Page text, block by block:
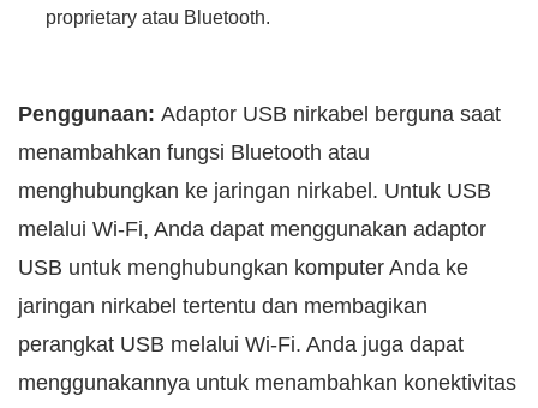
proprietary atau Bluetooth.
Penggunaan: Adaptor USB nirkabel berguna saat
menambahkan fungsi Bluetooth atau
menghubungkan ke jaringan nirkabel. Untuk USB
melalui Wi-Fi, Anda dapat menggunakan adaptor
USB untuk menghubungkan komputer Anda ke
jaringan nirkabel tertentu dan membagikan
perangkat USB melalui Wi-Fi. Anda juga dapat
menggunakannya untuk menambahkan konektivitas